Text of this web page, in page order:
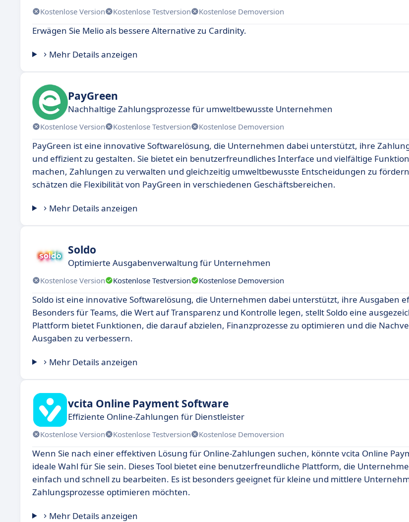
Kostenlose Version Kostenlose Testversion Kostenlose Demoversion
Erwägen Sie Melio als bessere Alternative zu Cardinity.
Mehr Details anzeigen
PayGreen
Nachhaltige Zahlungsprozesse für umweltbewusste Unternehmen
Kostenlose Version Kostenlose Testversion Kostenlose Demoversion
PayGreen ist eine innovative Softwarelösung, die Unternehmen dabei unterstützt, ihre
und effizient zu gestalten. Sie bietet ein benutzerfreundliches Interface und vielfältige
machen, Zahlungen zu verwalten und gleichzeitig umweltbewusste Entscheidungen zu
schätzen die Flexibilität von PayGreen in verschiedenen Geschäftsbereichen.
Mehr Details anzeigen
Soldo
Optimierte Ausgabenverwaltung für Unternehmen
Kostenlose Version Kostenlose Testversion Kostenlose Demoversion
Soldo ist eine innovative Softwarelösung, die Unternehmen dabei unterstützt, ihre Ausgaben
Besonders für Teams, die Wert auf Transparenz und Kontrolle legen, stellt Soldo eine
Plattform bietet Funktionen, die darauf abzielen, Finanzprozesse zu optimieren und die
Ausgaben zu verbessern.
Mehr Details anzeigen
vcita Online Payment Software
Effiziente Online-Zahlungen für Dienstleister
Kostenlose Version Kostenlose Testversion Kostenlose Demoversion
Wenn Sie nach einer effektiven Lösung für Online-Zahlungen suchen, könnte vcita Online
ideale Wahl für Sie sein. Dieses Tool bietet eine benutzerfreundliche Plattform, die
einfach und schnell zu bearbeiten. Es ist besonders geeignet für kleine und mittlere
Zahlungsprozesse optimieren möchten.
Mehr Details anzeigen